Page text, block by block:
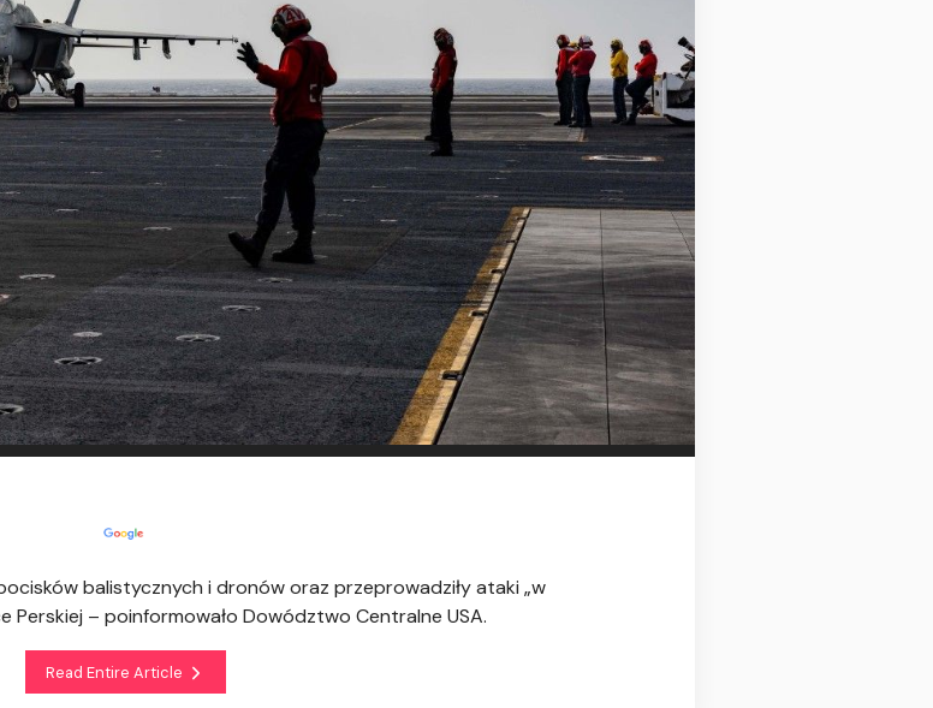
balistycznych i dronów oraz przeprowadziły ataki „w
Perskiej – poinformowało Dowództwo Centralne USA.
Read Entire Article